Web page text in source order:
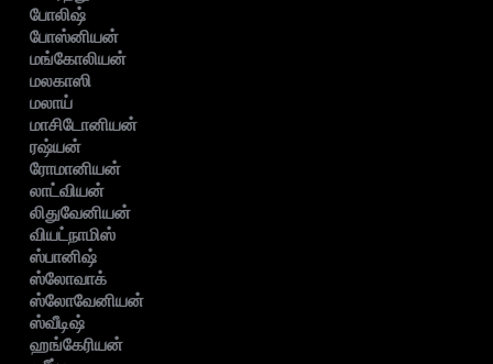
போலிஷ்
போஸ்னியன்
மங்கோலியன்
மலகாஸி
மலாய்
மாசிடோனியன்
ரஷ்யன்
ரோமானியன்
லாட்வியன்
லிதுவேனியன்
வியட்நாமிஸ்
ஸ்பானிஷ்
ஸ்லோவாக்
ஸ்லோவேனியன்
ஸ்வீடிஷ்
ஹங்கேரியன்